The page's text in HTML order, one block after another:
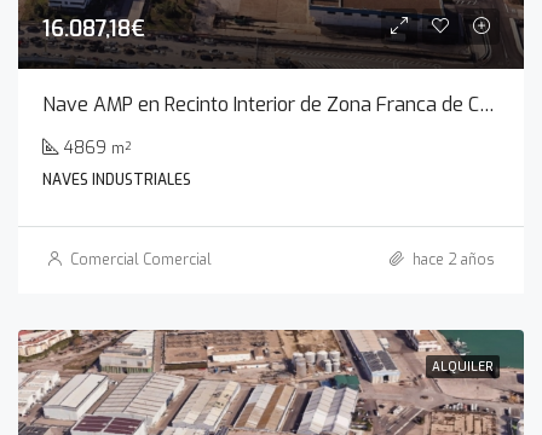
16.087,18€
Nave AMP en Recinto Interior de Zona Franca de Cádiz
4869 m²
NAVES INDUSTRIALES
Comercial Comercial hace 2 años
ALQUILER